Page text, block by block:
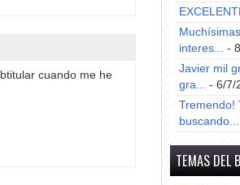
cuando me he
interes... -
Javier mil
gra... - 6/7/
Tremendo!
buscando...
TEMAS DEL